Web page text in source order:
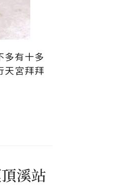
多有十多
天宮拜拜
溪站